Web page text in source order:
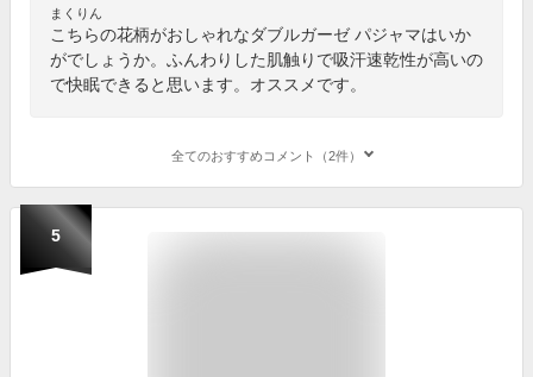
まくりん
こちらの花柄がおしゃれなダブルガーゼ パジャマはいか
がでしょうか。ふんわりした肌触りで吸汗速乾性が高いの
で快眠できると思います。オススメです。
全てのおすすめコメント（2件）
5